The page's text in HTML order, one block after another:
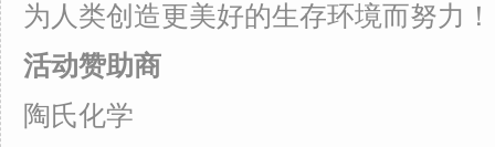
为人类创造更美好的生存环境而努力！
活动赞助商
陶氏化学